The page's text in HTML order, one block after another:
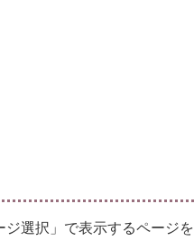
ジ選択」で表示するページを